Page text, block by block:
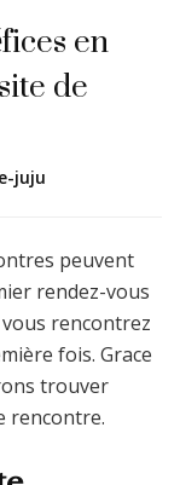
en
de
juju
peuvent
rendez-vous
rencontrez
fois. Grace
trouver
rencontre.